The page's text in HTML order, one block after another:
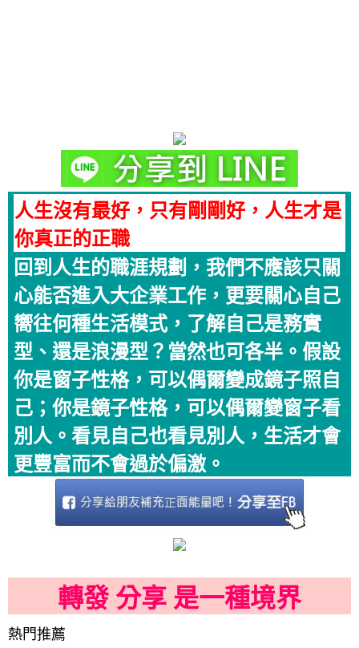
人生沒有最好，只有剛剛好，人生才是
你真正的正職
回到人生的職涯規劃，我們不應該只關
心能否進入大企業工作，更要關心自己
嚮往何種生活模式，了解自己是務實
型、還是浪漫型？當然也可各半。假設
你是窗子性格，可以偶爾變成鏡子照自
己；你是鏡子性格，可以偶爾變窗子看
別人。看見自己也看見別人，生活才會
更豐富而不會過於偏激。
轉發 分享 是一種境界
熱門推薦